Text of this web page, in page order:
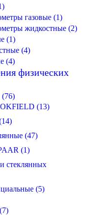
газовые (1)
жидкостные (2)
(1)
(4)
(4)
физических
(76)
(13)
(47)
(1)
стеклянных
(5)